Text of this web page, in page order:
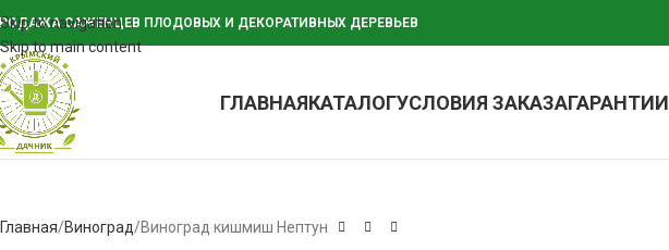
Skip to navigation
Skip to main content
САЖЕНЦЕВ ПЛОДОВЫХ И ДЕКОРАТИВНЫХ ДЕРЕВЬЕВ
ГЛАВНАЯКАТАЛОГУСЛОВИЯ ЗАКАЗАГАРАНТИИ
Главная Виноград Виноград кишмиш Нептун